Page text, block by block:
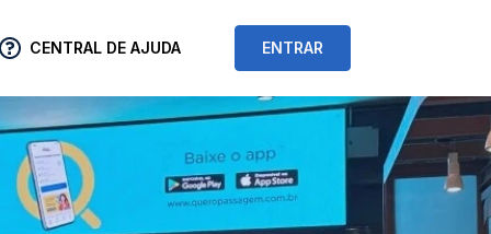
CENTRAL DE AJUDA ENTRAR